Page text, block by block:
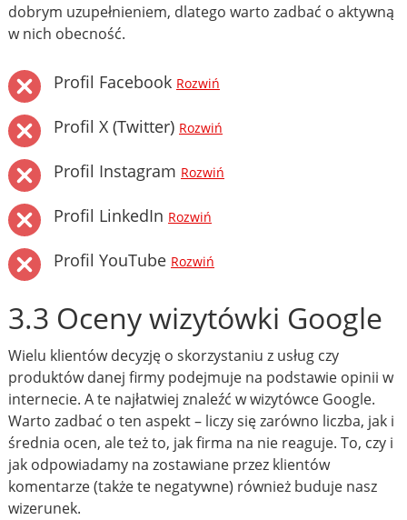
dobrym uzupełnieniem, dlatego warto zadbać o aktywną
w nich obecność.
Profil Facebook Rozwiń
Profil X (Twitter) Rozwiń
Profil Instagram Rozwiń
Profil LinkedIn Rozwiń
Profil YouTube Rozwiń
3.3 Oceny wizytówki Google
Wielu klientów decyzję o skorzystaniu z usług czy
produktów danej firmy podejmuje na podstawie opinii w
internecie. A te najłatwiej znaleźć w wizytówce Google.
Warto zadbać o ten aspekt – liczy się zarówno liczba, jak i
średnia ocen, ale też to, jak firma na nie reaguje. To, czy i
jak odpowiadamy na zostawiane przez klientów
komentarze (także te negatywne) również buduje nasz
wizerunek.